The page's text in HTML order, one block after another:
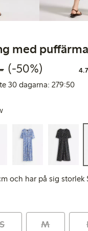
med
pris:
Ordinarie pris:
50% rabatt
(-50%) 4.7
30 dagarna: 279:50
och har på sig storlek
S M